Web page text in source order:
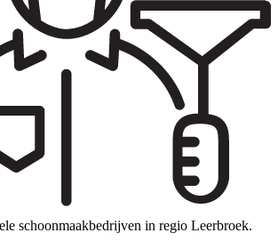
schoonmaakbedrijven in regio Leerbroek.